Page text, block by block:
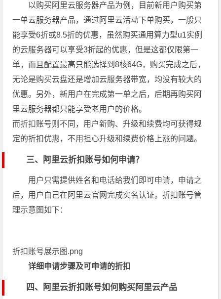
以购买阿里云服务器产品为例，目前新用户购买第
一单云服务器产品，通过阿里云活动下单购买，一般只
能享受6折或8.5折的优惠，虽然购买通用算力型u1实例
的云服务器可以享受3折起的优惠，但是这都仅限第一
单，而且配置最高只能选择到8核64G，购买完成之后，
无论是购买云盘还是增加云服务器带宽，均没有较大的
优惠。另外，新用户在完成第一单之后，后期再购买阿
里云服务器都只能享受老用户的价格。
而折扣账号则不同，用户新购、升级和续费均可获得规
定的折扣优惠，不用担心升级和续费价格上涨的问题。
三、阿里云折扣账号如何申请？
用户只需提供姓名和电话给我们即可申请，申请之
后，用户自己在阿里云官网完成实名认证。折扣账号管
理示意图如下：
折扣账号展示图.png
详细申请步骤及可申请的折扣
四、阿里云折扣账号如何购买阿里云产品